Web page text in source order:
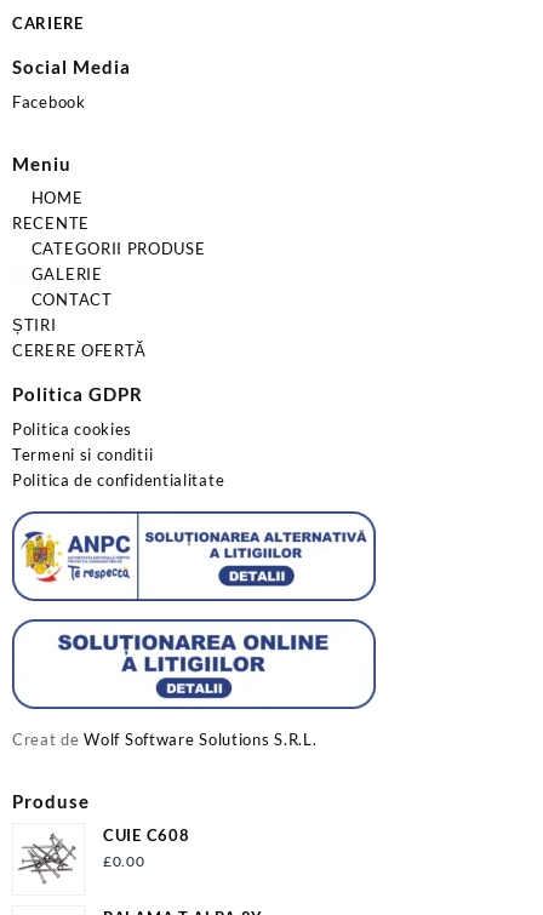
CARIERE
Social Media
Facebook
Meniu
HOME
RECENTE
CATEGORII PRODUSE
GALERIE
CONTACT
ȘTIRI
CERERE OFERTĂ
Politica GDPR
Politica cookies
Termeni si conditii
Politica de confidentialitate
Creat deWolf Software Solutions S.R.L.
Produse
CUIE C608
£0.00